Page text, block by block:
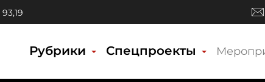
93,19
Рубрики Спецпроекты